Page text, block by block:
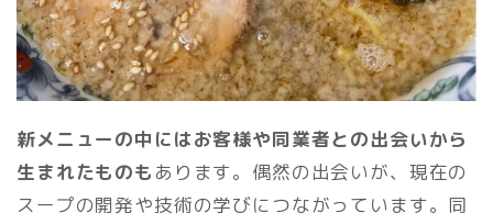
新メニューの中にはお客様や同業者との出会いから
生まれたものも あります。偶然の出会いが、現在の
スープの開発や技術の学びにつながっています。同